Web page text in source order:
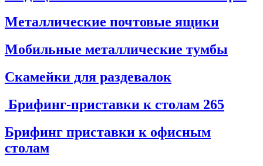
Металлические почтовые ящики
Мобильные металлические тумбы
Скамейки для раздевалок
Брифинг-приставки к столам 265
Брифинг приставки к офисным
столам